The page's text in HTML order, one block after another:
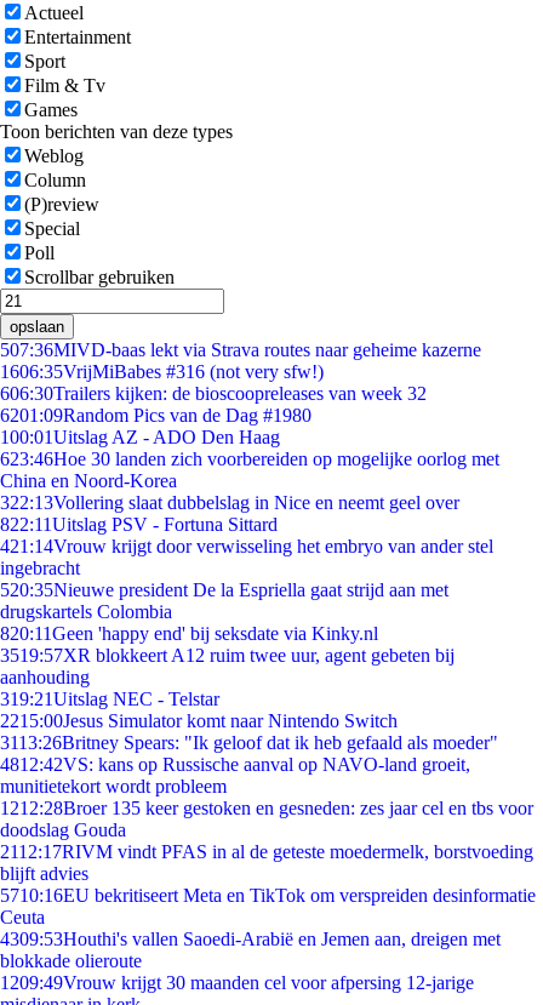
Actueel
Entertainment
Sport
Film & Tv
Games
Toon berichten van deze types
Weblog
Column
(P)review
Special
Poll
Scrollbar gebruiken
opslaan
507:36MIVD-baas lekt via Strava routes naar geheime kazerne
1606:35VrijMiBabes #316 (not very sfw!)
606:30Trailers kijken: de bioscoopreleases van week 32
6201:09Random Pics van de Dag #1980
100:01Uitslag AZ - ADO Den Haag
623:46Hoe 30 landen zich voorbereiden op mogelijke oorlog met
China en Noord-Korea
322:13Vollering slaat dubbelslag in Nice en neemt geel over
822:11Uitslag PSV - Fortuna Sittard
421:14Vrouw krijgt door verwisseling het embryo van ander stel
ingebracht
520:35Nieuwe president De la Espriella gaat strijd aan met
drugskartels Colombia
820:11Geen 'happy end' bij seksdate via Kinky.nl
3519:57XR blokkeert A12 ruim twee uur, agent gebeten bij
aanhouding
319:21Uitslag NEC - Telstar
2215:00Jesus Simulator komt naar Nintendo Switch
3113:26Britney Spears: "Ik geloof dat ik heb gefaald als moeder"
4812:42VS: kans op Russische aanval op NAVO-land groeit,
munitietekort wordt probleem
1212:28Broer 135 keer gestoken en gesneden: zes jaar cel en tbs voor
doodslag Gouda
2112:17RIVM vindt PFAS in al de geteste moedermelk, borstvoeding
blijft advies
5710:16EU bekritiseert Meta en TikTok om verspreiden desinformatie
Ceuta
4309:53Houthi's vallen Saoedi-Arabië en Jemen aan, dreigen met
blokkade olieroute
1209:49Vrouw krijgt 30 maanden cel voor afpersing 12-jarige